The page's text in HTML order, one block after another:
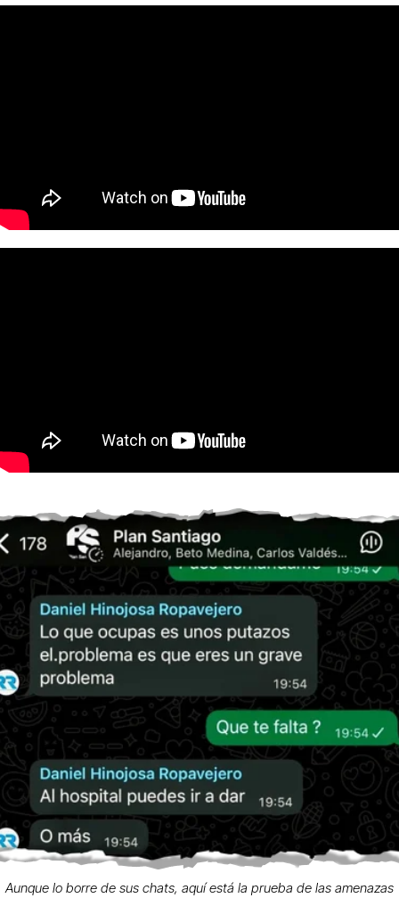
Aunque lo borre de sus chats, aquí está la prueba de las amenazas